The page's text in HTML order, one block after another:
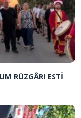
RÜZGÂRI ESTİ